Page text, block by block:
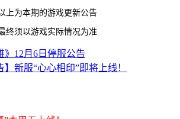
上为本期的游戏更新公告
终须以游戏实际情况为准
》12月6日停服公告
】新服“心心相印”即将上线！